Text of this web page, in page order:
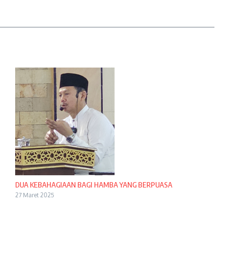
DUA KEBAHAGIAAN BAGI HAMBA YANG BERPUASA
27 Maret 2025